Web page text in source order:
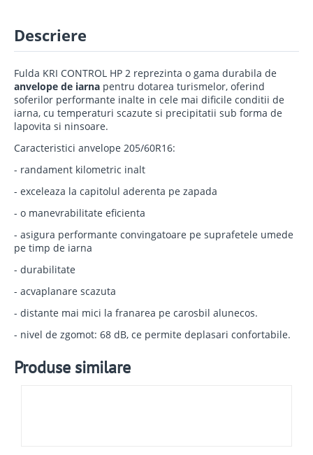
Descriere
Fulda KRI CONTROL HP 2 reprezinta o gama durabila de
anvelope de iarna pentru dotarea turismelor, oferind
soferilor performante inalte in cele mai dificile conditii de
iarna, cu temperaturi scazute si precipitatii sub forma de
lapovita si ninsoare.
Caracteristici anvelope 205/60R16:
- randament kilometric inalt
- exceleaza la capitolul aderenta pe zapada
- o manevrabilitate eficienta
- asigura performante convingatoare pe suprafetele umede
pe timp de iarna
- durabilitate
- acvaplanare scazuta
- distante mai mici la franarea pe carosbil alunecos.
- nivel de zgomot: 68 dB, ce permite deplasari confortabile.
Produse similare